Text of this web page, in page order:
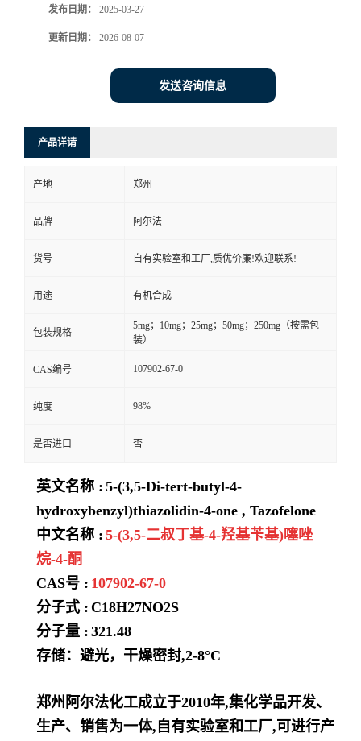
发布日期： 2025-03-27
更新日期： 2026-08-07
发送咨询信息
产品详请
产地 郑州
品牌 阿尔法
货号 自有实验室和工厂,质优价廉!欢迎联系!
用途 有机合成
包装规格
5mg；10mg；25mg；50mg；250mg（按需包
装）
CAS编号 107902-67-0
纯度 98%
是否进口 否
英文名称 : 5-(3,5-Di-tert-butyl-4-
hydroxybenzyl)thiazolidin-4-one , Tazofelone
中文名称 : 5-(3,5-二叔丁基-4-羟基苄基)噻唑
烷-4-酮
CAS号 : 107902-67-0
分子式 : C18H27NO2S
分子量 : 321.48
存储：避光，干燥密封,2-8°C
郑州阿尔法化工成立于2010年,集化学品开发、
生产、销售为一体,自有实验室和工厂,可进行产